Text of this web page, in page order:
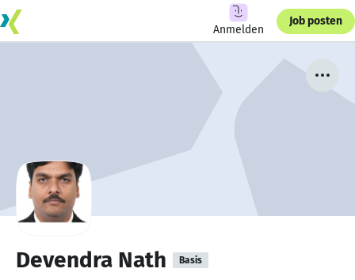
Anmelden
Job posten
Devendra Nath Basis